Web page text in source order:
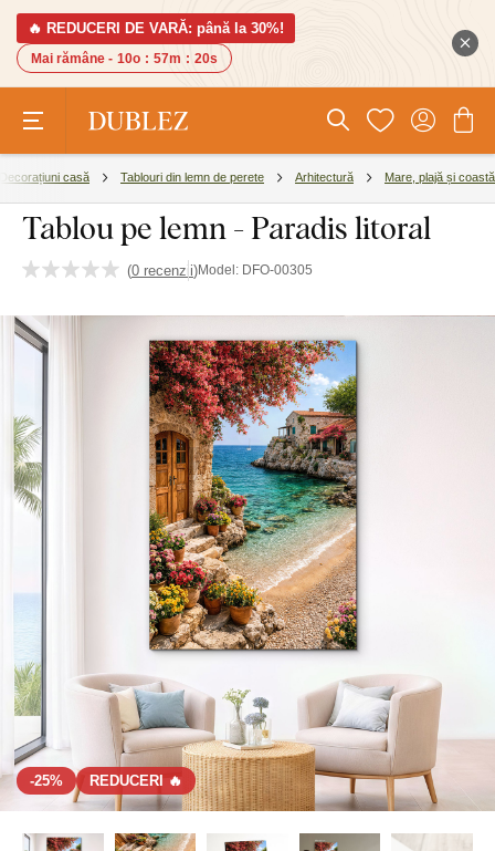
🔥 REDUCERI DE VARĂ: până la 30%!
Mai rămâne - 10o : 57m : 19s
Decorațiuni casă Tablouri din lemn de perete Arhitectură Mare, plajă și coastă
Tablou pe lemn - Paradis litoral
(0 recenzii)Model: DFO-00305
-25% REDUCERI 🔥